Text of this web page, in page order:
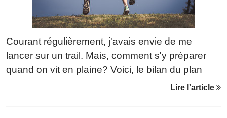
Courant régulièrement, j'avais envie de me
lancer sur un trail. Mais, comment s'y préparer
quand on vit en plaine? Voici, le bilan du plan
Lire l'article